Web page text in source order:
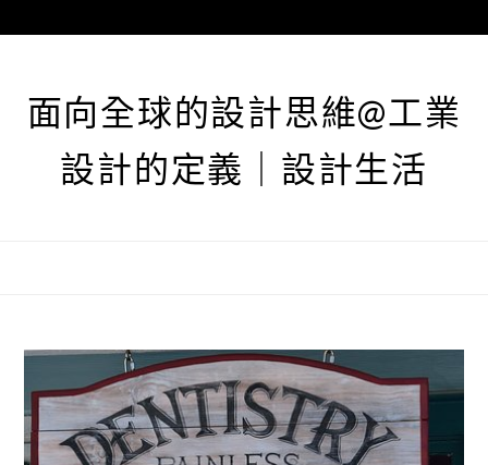
至
面向全球的設計思維@工業
設計的定義｜設計生活